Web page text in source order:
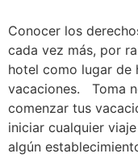
Conocer los
cada vez más, por
hotel como lugar de
vacaciones. Toma
comenzar tus
iniciar cualquier
algún